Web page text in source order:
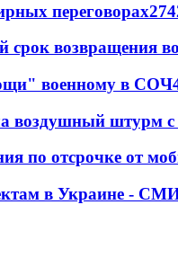
переговорах
возвращения
военному в СОЧ
воздушный штурм с
по отсрочке от
в Украине -